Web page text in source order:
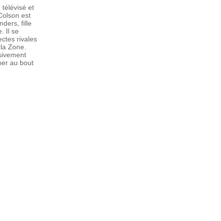
télévisé et
est
fille
Il se
rivales
Zone.
au bout